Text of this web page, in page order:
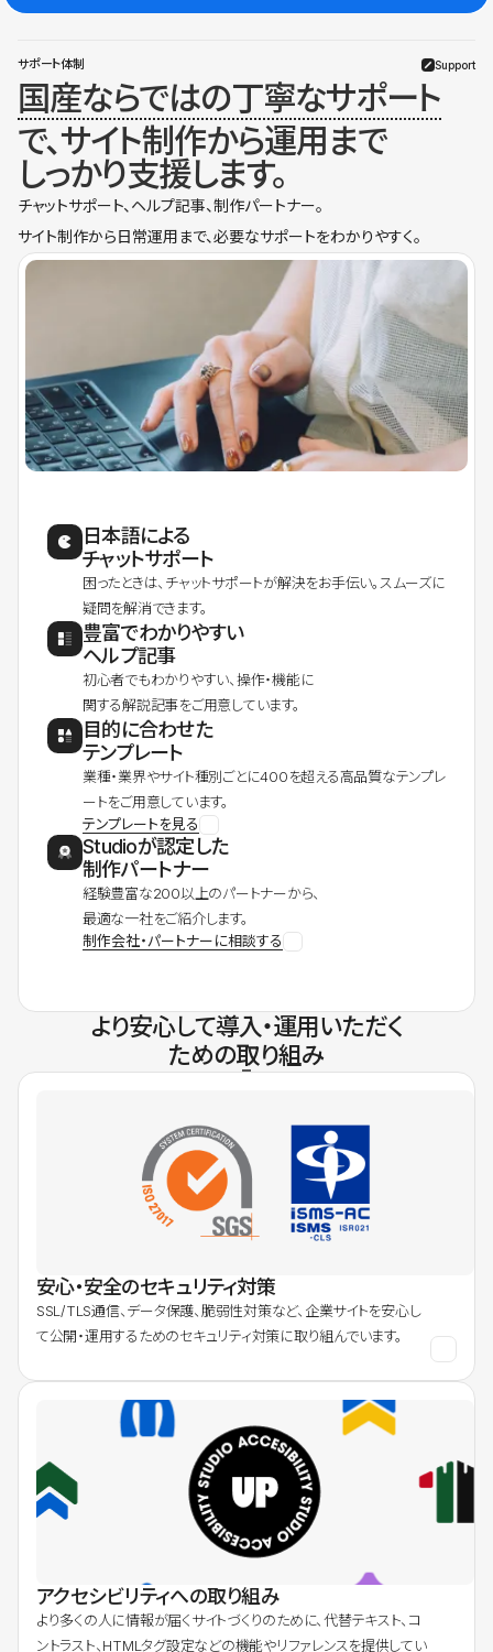
サポート体制 Support
国産ならではの丁寧なサポート
で、サイト制作から運用まで
しっかり支援します。
チャットサポート、ヘルプ記事、制作パートナー。
サイト制作から日常運用まで、必要なサポートをわかりやすく。
日本語による
チャットサポート
困ったときは、チャットサポートが解決をお手伝い。スムーズに
疑問を解消できます。
豊富でわかりやすい
ヘルプ記事
初心者でもわかりやすい、操作・機能に
関する解説記事をご用意しています。
目的に合わせた
テンプレート
業種・業界やサイト種別ごとに400を超える高品質なテンプレ
ートをご用意しています。
テンプレートを見る
Studioが認定した
制作パートナー
経験豊富な200以上のパートナーから、
最適な一社をご紹介します。
制作会社・パートナーに相談する
より安心して導入・運用いただく
ための取り組み
安心・安全のセキュリティ対策
SSL/TLS通信、データ保護、脆弱性対策など、企業サイトを安心し
て公開・運用するためのセキュリティ対策に取り組んでいます。
アクセシビリティへの取り組み
より多くの人に情報が届くサイトづくりのために、代替テキスト、コ
ントラスト、HTMLタグ設定などの機能やリファレンスを提供してい